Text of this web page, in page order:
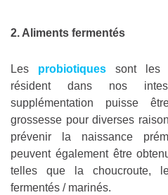
2. Aliments fermentés
Les probiotiques sont les
résident dans nos
supplémentation puisse
grossesse pour diverses
prévenir la naissance
peuvent également être
telles que la choucroute,
fermentés / marinés.